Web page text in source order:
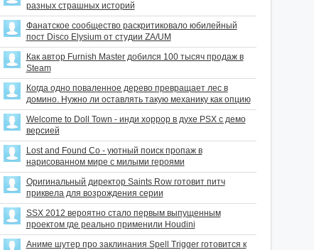
разных страшных историй
Фанатское сообщество раскритиковало юбилейный
пост Disco Elysium от студии ZA/UM
Как автор Furnish Master добился 100 тысяч продаж в
Steam
Когда одно поваленное дерево превращает лес в
домино. Нужно ли оставлять такую механику как опцию
Welcome to Doll Town - инди хоррор в духе PSX с демо
версией
Lost and Found Co - уютный поиск пропаж в
нарисованном мире с милыми героями
Оригинальный директор Saints Row готовит питч
приквела для возрождения серии
SSX 2012 вероятно стало первым выпущенным
проектом где реально применили Houdini
Аниме шутер про заклинания Spell Trigger готовится к